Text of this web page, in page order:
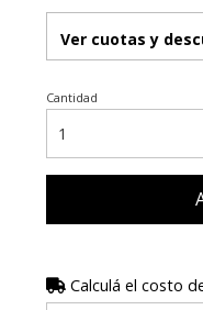
Ver cuotas y
Cantidad
Calculá el costo